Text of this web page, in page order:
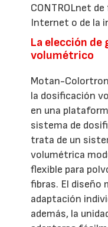
CONTROLnet
Internet o de la
La elección
volumétrico
Motan-
la dosificación
en una
sistema de
trata de un
volumétrica
flexible para
fibras. El diseño
adaptación
además, la